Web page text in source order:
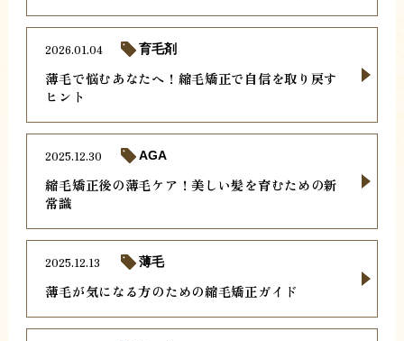
薄毛で悩むあなたへ！縮毛矯正で自信を取り戻す
ヒント
2026.01.04 育毛剤
縮毛矯正後の薄毛ケア！美しい髪を育むための新
常識
2025.12.30 AGA
薄毛が気になる方のための縮毛矯正ガイド
2025.12.13 薄毛